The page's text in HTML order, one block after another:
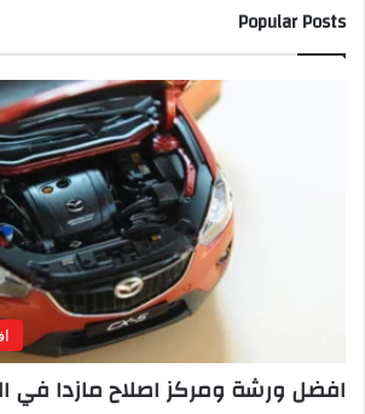
Popular Posts
افضل ورشة ومركز اصلاح مازدا في